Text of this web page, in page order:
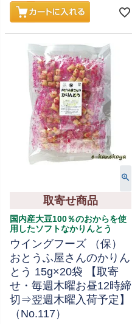
取寄せ商品
国内産大豆100％のおからを使
用したソフトなかりんとう
ウイングフーズ （保）
おとうふ屋さんのかりん
とう 15g×20袋 【取寄
せ・毎週木曜お昼12時締
切⇒翌週木曜入荷予定】
（No.117）